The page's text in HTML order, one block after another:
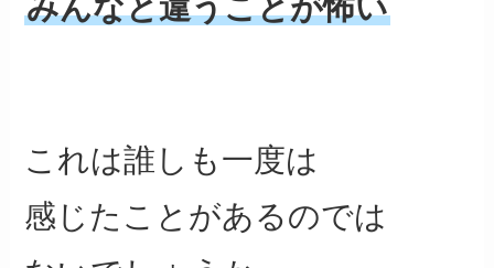
みんなと違うことが怖い
これは誰しも一度は
感じたことがあるのでは